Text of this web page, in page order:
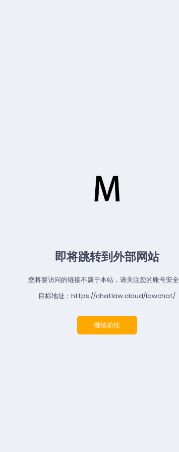
即将跳转到外部网站
您将要访问的链接不属于本站，请关注您的账号安全
目标地址：https://chatlaw.cloud/lawchat/
继续前往